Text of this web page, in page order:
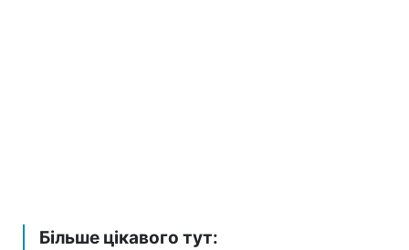
Більше цікавого тут: